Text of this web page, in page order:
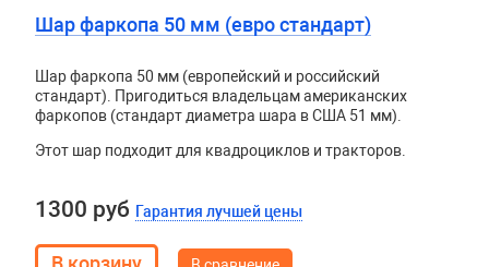
Шар фаркопа 50 мм (евро стандарт)
Шар фаркопа 50 мм (европейский и российский
стандарт). Пригодиться владельцам американских
фаркопов (стандарт диаметра шара в США 51 мм).
Этот шар подходит для квадроциклов и тракторов.
1300 руб Гарантия лучшей цены